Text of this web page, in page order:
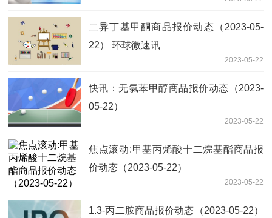
二异丁基甲酮商品报价动态（2023-05-
22） 环球微速讯
2023-05-22
快讯：无氯苯甲醇商品报价动态（2023-
05-22）
2023-05-22
焦点滚动:甲基丙烯酸十二烷基酯商品报
价动态（2023-05-22）
2023-05-22
1.3-丙二胺商品报价动态（2023-05-22）